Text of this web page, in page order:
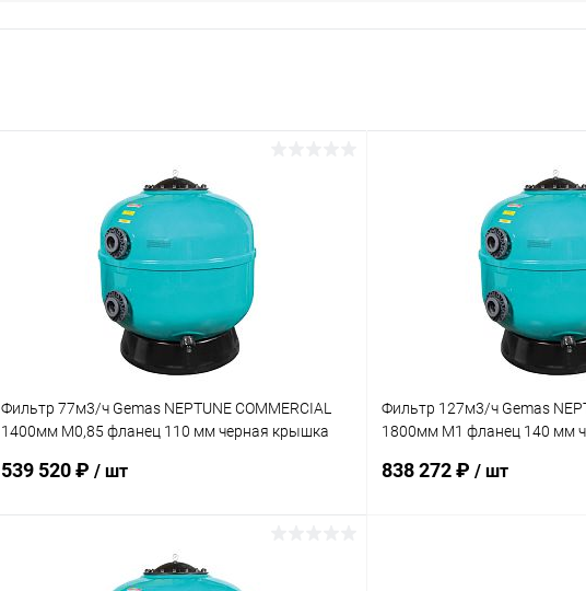
Фильтр 77м3/ч Gemas NEPTUNE COMMERCIAL
1400мм М0,85 фланец 110 мм черная крышка
539 520 ₽ / шт
В корзину
Фильтр 127м3/ч Gemas
1800мм М1 фланец 140 мм
838 272 ₽ / шт